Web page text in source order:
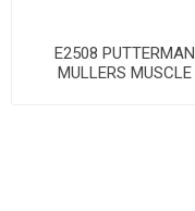
E2508 PUTTERMAN
MULLERS MUSCLE